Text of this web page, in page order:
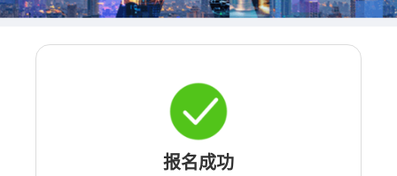
报名成功